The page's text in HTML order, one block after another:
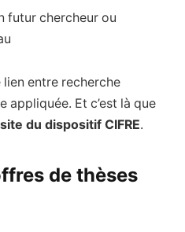
futur chercheur ou
entre recherche
appliquée. Et c’est là que
du dispositif CIFRE.
de thèses